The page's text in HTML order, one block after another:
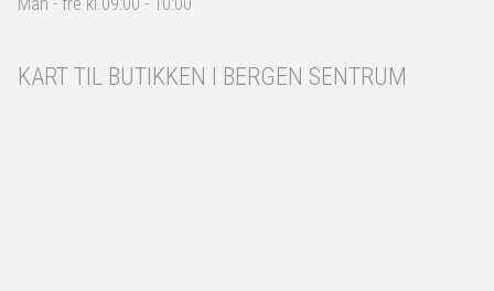
KART TIL BUTIKKEN I BERGEN SENTRUM